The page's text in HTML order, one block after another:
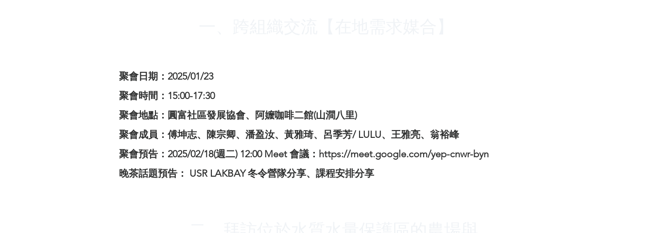
聚會日期：2025/01/23
聚會時間：15:00-17:30
聚會地點：圓富社區發展協會、阿嬤咖啡二館(山澗八里)
聚會成員：傅坤志、陳宗卿、潘盈汝、黃雅琦、呂季芳/ LULU、王雅亮、翁裕峰
聚會預告：2025/02/18(週二) 12:00 Meet 會議： https://meet.google.com/yep-cnwr-byn
晚茶話題預告： USR LAKBAY 冬令營隊分享、課程安排分享